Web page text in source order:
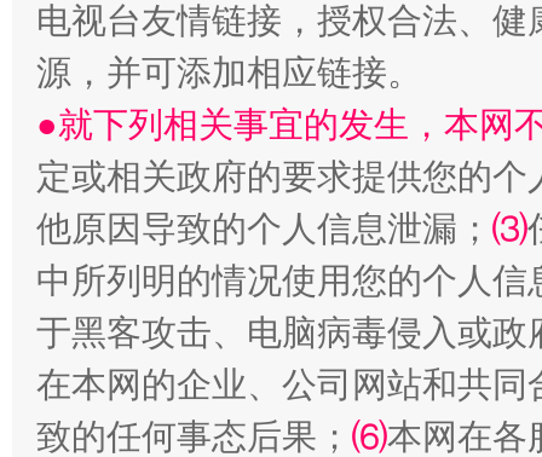
受贿1.44亿！段成刚被判无期 从幼
电视台友情链接，授权合法、
源，并可添加相应链接。
●就下列相关事宜的发生，本网
定或相关政府的要求提供您的个
他原因导致的个人信息泄漏； ⑶
中所列明的情况使用您的个人
于黑客攻击、电脑病毒侵入或
在本网的企业、公司网站和共
致的任何事态后果； ⑹本网在各